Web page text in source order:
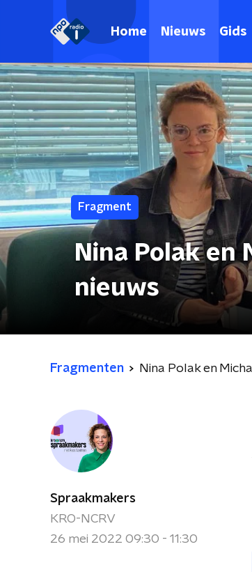
Home Nieuws Gids
Fragment
Nina Polak en
nieuws
Fragmenten Nina Polak en
Spraakmakers
KRO-NCRV
26 mei 2022 09:30 - 11:30